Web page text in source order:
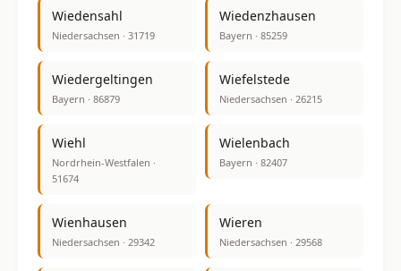
Wiedensahl
Niedersachsen · 31719
Wiedenzhausen
Bayern · 85259
Wiedergeltingen
Bayern · 86879
Wiefelstede
Niedersachsen · 26215
Wiehl
Nordrhein-Westfalen ·
51674
Wielenbach
Bayern · 82407
Wienhausen
Niedersachsen · 29342
Wieren
Niedersachsen · 29568